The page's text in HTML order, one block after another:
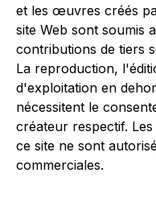
et les œuvres créés
site Web sont soumis
contributions de tiers
La reproduction,
d'exploitation en
nécessitent le
créateur respectif.
ce site ne sont
commerciales.